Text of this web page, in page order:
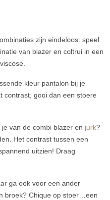
zijn eindeloos: speel
van blazer en coltrui in een
kleur pantalon bij je
contrast, gooi dan een stoere
van de combi blazer en jurk?
Het contrast tussen een
uitzien! Draag
ga ook voor een ander
broek? Chique op stoer…een